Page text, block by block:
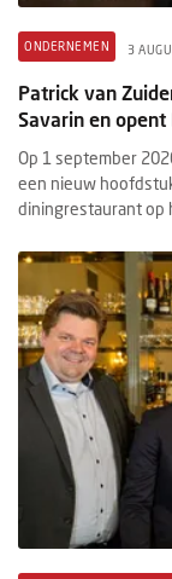
ONDERNEMEN 3
Patrick van
Savarin en opent
Op 1 september
een nieuw
diningrestaurant op